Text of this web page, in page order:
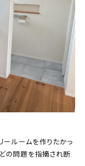
ールームを作りたかっ
の問題を指摘され断